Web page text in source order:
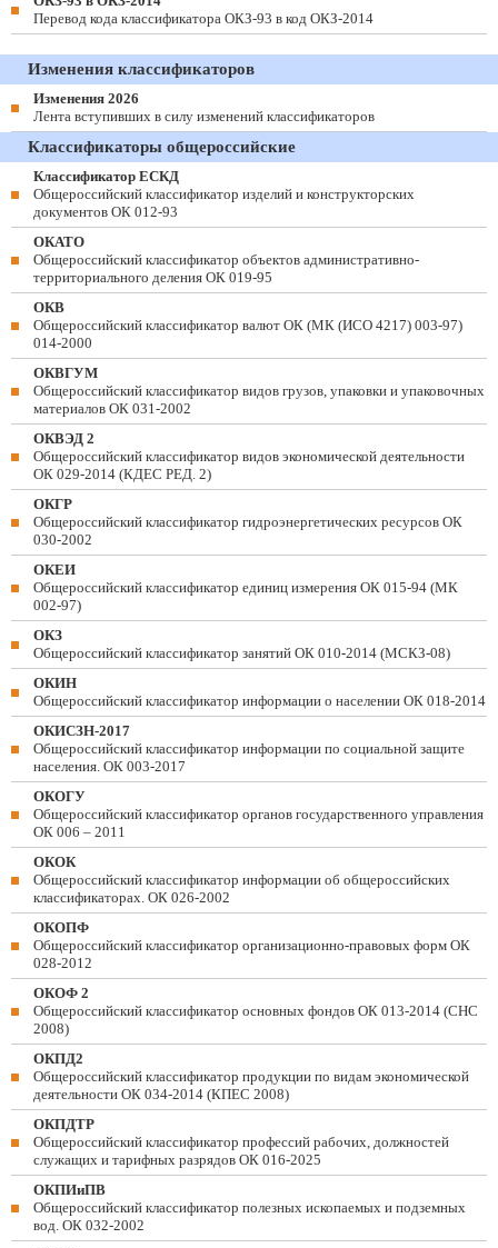
Перевод кода классификатора ОКЗ-93 в код ОКЗ-2014
Изменения классификаторов
Изменения 2026
Лента вступивших в силу изменений классификаторов
Классификаторы общероссийские
Классификатор ЕСКД
Общероссийский классификатор изделий и конструкторских
документов ОК 012-93
ОКАТО
Общероссийский классификатор объектов административно-
территориального деления ОК 019-95
ОКВ
Общероссийский классификатор валют ОК (МК (ИСО 4217) 003-97)
014-2000
ОКВГУМ
Общероссийский классификатор видов грузов, упаковки и упаковочных
материалов ОК 031-2002
ОКВЭД 2
Общероссийский классификатор видов экономической деятельности
ОК 029-2014 (КДЕС РЕД. 2)
ОКГР
Общероссийский классификатор гидроэнергетических ресурсов ОК
030-2002
ОКЕИ
Общероссийский классификатор единиц измерения ОК 015-94 (МК
002-97)
ОКЗ
Общероссийский классификатор занятий ОК 010-2014 (МСКЗ-08)
ОКИН
Общероссийский классификатор информации о населении ОК 018-2014
ОКИСЗН-2017
Общероссийский классификатор информации по социальной защите
населения. ОК 003-2017
ОКОГУ
Общероссийский классификатор органов государственного управления
ОК 006 – 2011
ОКОК
Общероссийский классификатор информации об общероссийских
классификаторах. ОК 026-2002
ОКОПФ
Общероссийский классификатор организационно-правовых форм ОК
028-2012
ОКОФ 2
Общероссийский классификатор основных фондов ОК 013-2014 (СНС
2008)
ОКПД2
Общероссийский классификатор продукции по видам экономической
деятельности ОК 034-2014 (КПЕС 2008)
ОКПДТР
Общероссийский классификатор профессий рабочих, должностей
служащих и тарифных разрядов ОК 016-2025
ОКПИиПВ
Общероссийский классификатор полезных ископаемых и подземных
вод. ОК 032-2002